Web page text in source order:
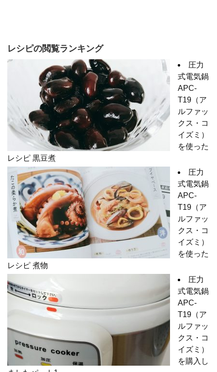
レシピの閲覧ランキング
圧力
式電気鍋
APC-
T19（ア
ルファッ
クス・コ
イズミ）
を使った
レシピ 黒豆煮
圧力
式電気鍋
APC-
T19（ア
ルファッ
クス・コ
イズミ）
を使った
レシピ 煮物
圧力
式電気鍋
APC-
T19（ア
ルファッ
クス・コ
イズミ）
を購入し